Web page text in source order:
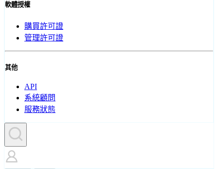
軟體授權
購買許可證
管理許可證
其他
API
系統顧問
服務狀態